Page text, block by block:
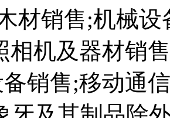
材销售;机械
相机及器材销
销售;移动通